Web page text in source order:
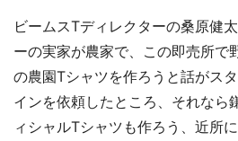
ビームスTディレクターの桑原健
ーの実家が農家で、この即売所で
の農園Tシャツを作ろうと話がス
インを依頼したところ、それなら
ィシャルTシャツも作ろう、近所